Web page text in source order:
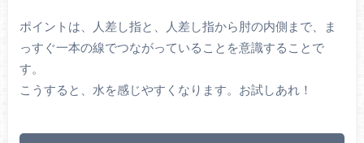
ポイントは、人差し指と、人差し指から肘の内側まで、ま
っすぐ一本の線でつながっていることを意識することで
す。
こうすると、水を感じやすくなります。お試しあれ！